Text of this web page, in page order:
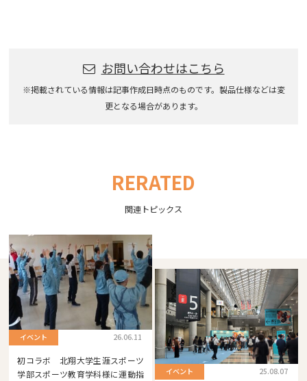
お問い合わせはこちら
※掲載されている情報は記事作成日時点のものです。製品仕様などは変
更となる場合があります。
RERATED
関連トピックス
イベント 26.06.11
初コラボ 北翔大学生涯スポーツ
学部スポーツ教育学科様に運動指
イベント 25.08.07